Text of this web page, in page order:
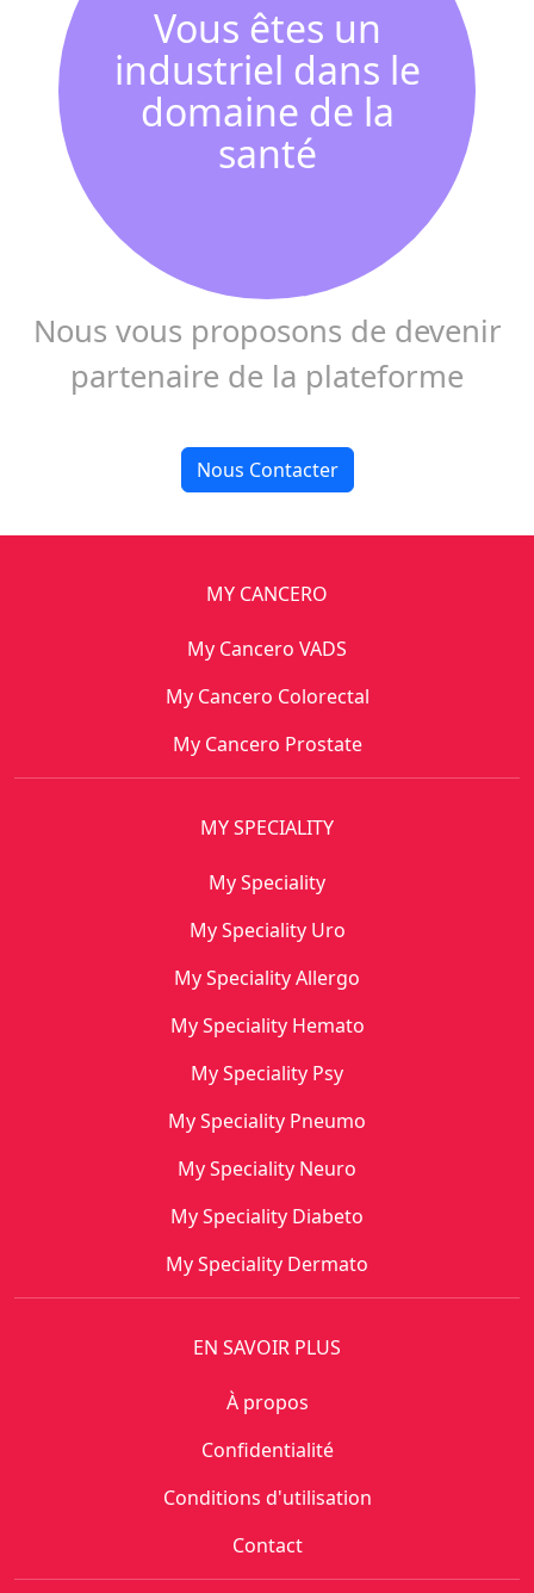
Vous êtes un
industriel dans le
domaine de la
santé
Nous vous proposons de devenir
partenaire de la plateforme
Nous Contacter
MY CANCERO
My Cancero VADS
My Cancero Colorectal
My Cancero Prostate
MY SPECIALITY
My Speciality
My Speciality Uro
My Speciality Allergo
My Speciality Hemato
My Speciality Psy
My Speciality Pneumo
My Speciality Neuro
My Speciality Diabeto
My Speciality Dermato
EN SAVOIR PLUS
À propos
Confidentialité
Conditions d'utilisation
Contact